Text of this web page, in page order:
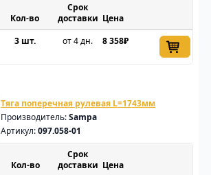
Срок
доставки Цена
3 шт. от 4 дн. 8 358₽
Тяга поперечная рулевая L=1743мм
Производитель:Sampa
Артикул:097.058-01
Срок
доставки Цена